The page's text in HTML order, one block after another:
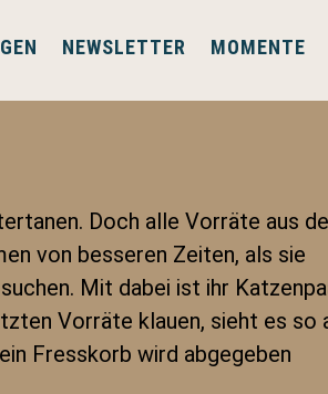
NEWSLETTER MOMENTE
Doch alle Vorräte aus
von besseren Zeiten, als sie
Mit dabei ist ihr
Vorräte klauen, sieht es so
Fresskorb wird abgegeben